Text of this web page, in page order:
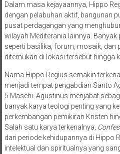
Dalam masa kejayaannya, Hippo
dengan pelabuhan aktif, bangunan
pusat perdagangan yang
wilayah Mediterania lainnya.
seperti basilika, forum, mosaik,
ditemukan di lokasi tersebut hingga
Nama Hippo Regius semakin
menjadi tempat pengabdian Santo
5 Masehi. Agustinus menjabat
banyak karya teologi penting yang
perkembangan pemikiran Kristen
Salah satu karya terkenalnya,
dari periode kehidupannya di Hippo
intelektual dan spiritualnya yang